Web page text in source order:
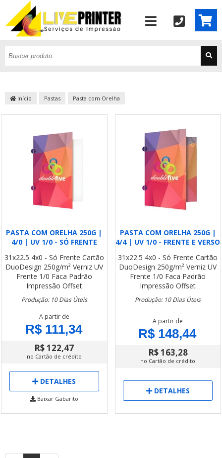
Início Pastas Pasta com Orelha
PASTA COM ORELHA 250G |
4/0 | UV 1/0 - SÓ FRENTE
31x22.5 4x0 - Só Frente Cartão
DuoDesign 250g/m² Verniz UV
Frente 1/0 Faca Padrão
Impressão Offset
Produção: 10 Dias Úteis
A partir de
R$ 111,34
R$ 122,47
no Cartão de crédito
DETALHES
Baixar Gabarito
PASTA COM ORELHA 250G |
4/4 | UV 1/0 - FRENTE E VERSO
31x22.5 4x0 - Só Frente Cartão
DuoDesign 250g/m² Verniz UV
Frente 1/0 Faca Padrão
Impressão Offset
Produção: 10 Dias Úteis
A partir de
R$ 148,44
R$ 163,28
no Cartão de crédito
DETALHES